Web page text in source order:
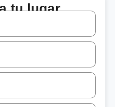
tu lugar